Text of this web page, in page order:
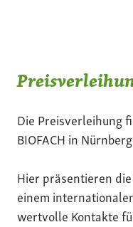
Die Preisverleihung
BIOFACH in
Hier präsentieren
einem
wertvolle Kontakte